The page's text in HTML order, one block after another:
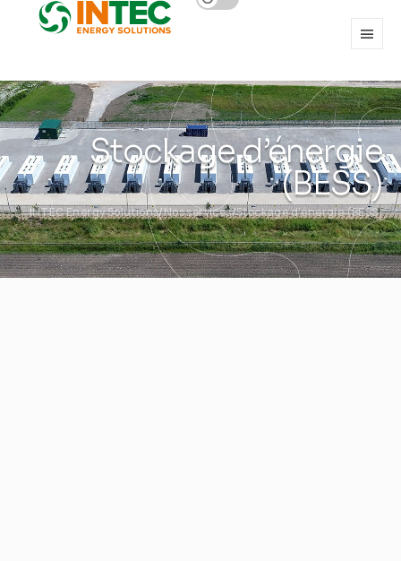
Stockage d’énergie
(BESS)
INTEC Energy Solutions Nos services Stockage d’énergie (BESS)